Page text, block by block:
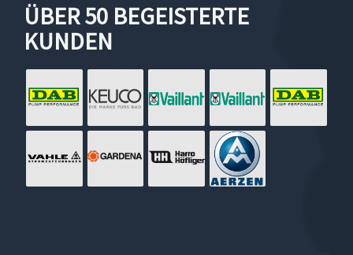
ÜBER 50 BEGEISTERTE
KUNDEN